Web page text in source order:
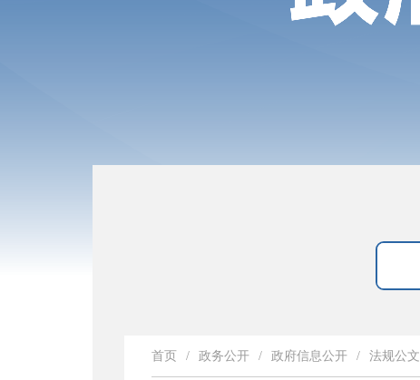
首页 / 政务公开 / 政府信息公开 / 法规公文